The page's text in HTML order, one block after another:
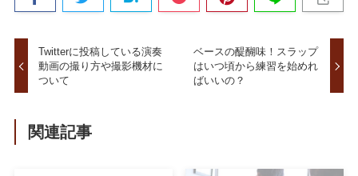
Twitterに投稿している演奏
動画の撮り方や撮影機材に
ついて
ベースの醍醐味！スラップ
はいつ頃から練習を始めれ
ばいいの？
関連記事